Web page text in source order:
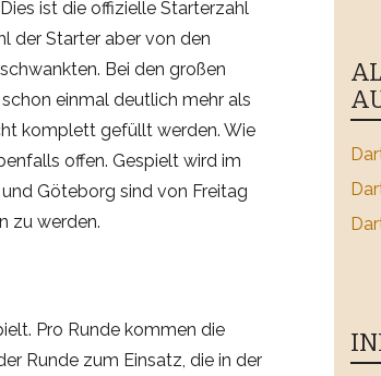
ist die offizielle Starterzahl
der Starter aber von den
Bei den großen
einmal deutlich mehr als
komplett gefüllt werden. Wie
offen. Gespielt wird im
Göteborg sind von Freitag
zu werden.
Pro Runde kommen die
Runde zum Einsatz, die in der